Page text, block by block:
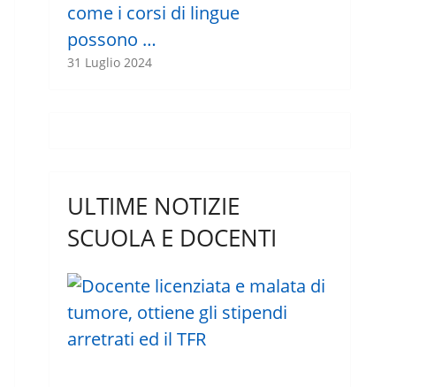
come i corsi di lingue
possono …
31 Luglio 2024
ULTIME NOTIZIE
SCUOLA E DOCENTI